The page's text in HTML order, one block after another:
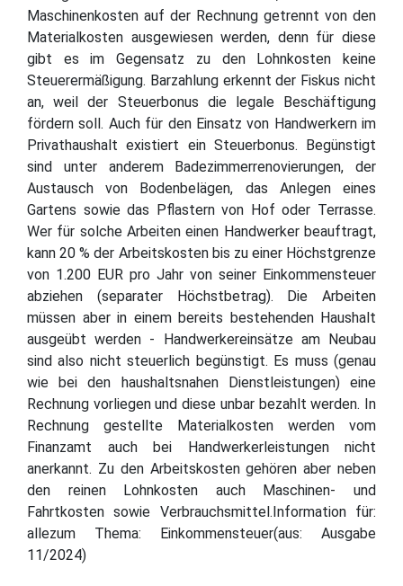
Maschinenkosten auf der Rechnung getrennt von den
Materialkosten ausgewiesen werden, denn für diese
gibt es im Gegensatz zu den Lohnkosten keine
Steuerermäßigung. Barzahlung erkennt der Fiskus nicht
an, weil der Steuerbonus die legale Beschäftigung
fördern soll. Auch für den Einsatz von Handwerkern im
Privathaushalt existiert ein Steuerbonus. Begünstigt
sind unter anderem Badezimmerrenovierungen, der
Austausch von Bodenbelägen, das Anlegen eines
Gartens sowie das Pflastern von Hof oder Terrasse.
Wer für solche Arbeiten einen Handwerker beauftragt,
kann 20 % der Arbeitskosten bis zu einer Höchstgrenze
von 1.200 EUR pro Jahr von seiner Einkommensteuer
abziehen (separater Höchstbetrag). Die Arbeiten
müssen aber in einem bereits bestehenden Haushalt
ausgeübt werden - Handwerkereinsätze am Neubau
sind also nicht steuerlich begünstigt. Es muss (genau
wie bei den haushaltsnahen Dienstleistungen) eine
Rechnung vorliegen und diese unbar bezahlt werden. In
Rechnung gestellte Materialkosten werden vom
Finanzamt auch bei Handwerkerleistungen nicht
anerkannt. Zu den Arbeitskosten gehören aber neben
den reinen Lohnkosten auch Maschinen- und
Fahrtkosten sowie Verbrauchsmittel.Information für:
allezum Thema: Einkommensteuer(aus: Ausgabe
11/2024)